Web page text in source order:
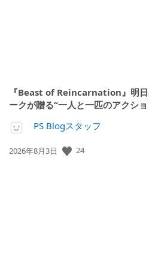
『Beast of Reincarnation』明日
ークが贈る“一人と一匹のアクショ
PS Blogスタッフ
公
2026年8月3日 24